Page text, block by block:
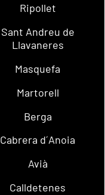
Ripollet
Sant Andreu de
Llavaneres
Masquefa
Martorell
Berga
Cabrera d´Anoia
Avià
Calldetenes